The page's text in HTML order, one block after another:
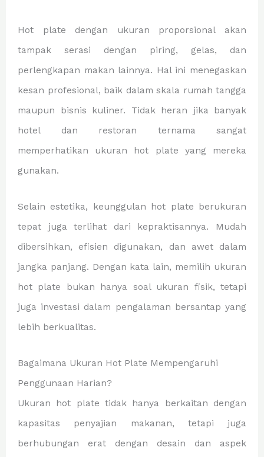
Hot plate dengan ukuran proporsional akan
tampak serasi dengan piring, gelas, dan
perlengkapan makan lainnya. Hal ini menegaskan
kesan profesional, baik dalam skala rumah tangga
maupun bisnis kuliner. Tidak heran jika banyak
hotel dan restoran ternama sangat
memperhatikan ukuran hot plate yang mereka
gunakan.
Selain estetika, keunggulan hot plate berukuran
tepat juga terlihat dari kepraktisannya. Mudah
dibersihkan, efisien digunakan, dan awet dalam
jangka panjang. Dengan kata lain, memilih ukuran
hot plate bukan hanya soal ukuran fisik, tetapi
juga investasi dalam pengalaman bersantap yang
lebih berkualitas.
Bagaimana Ukuran Hot Plate Mempengaruhi
Penggunaan Harian?
Ukuran hot plate tidak hanya berkaitan dengan
kapasitas penyajian makanan, tetapi juga
berhubungan erat dengan desain dan aspek